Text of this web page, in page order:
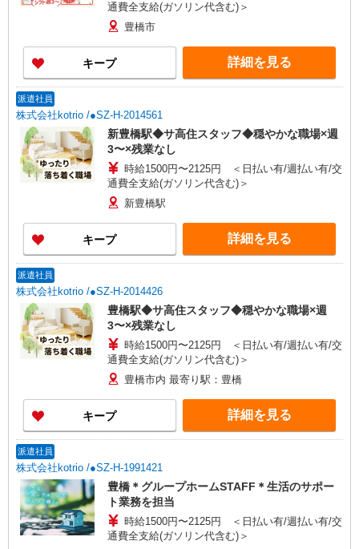
通費全支給(ガソリン代含む)＞
豊橋市
キープ 詳細を見る
派遣社員
株式会社kotrio /●SZ-H-2014561
新豊橋駅◆サ高住スタッフ◆穏やかな職場×週
3〜×残業なし
時給1500円〜2125円 ＜日払い有/週払い有/交
通費全支給(ガソリン代含む)＞
新豊橋駅
キープ 詳細を見る
派遣社員
株式会社kotrio /●SZ-H-2014426
豊橋駅◆サ高住スタッフ◆穏やかな職場×週
3〜×残業なし
時給1500円〜2125円 ＜日払い有/週払い有/交
通費全支給(ガソリン代含む)＞
豊橋市内 最寄り駅：豊橋
キープ 詳細を見る
派遣社員
株式会社kotrio /●SZ-H-1991421
豊橋＊グループホームSTAFF＊生活のサポー
ト業務を担当
時給1500円〜2125円 ＜日払い有/週払い有/交
通費全支給(ガソリン代含む)＞